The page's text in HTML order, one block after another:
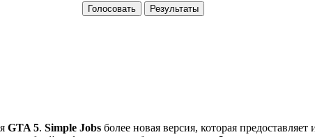
Голосовать Результаты
GTA 5. Simple Jobs более новая версия, которая